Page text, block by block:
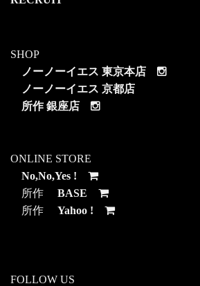
SHOP
ノーノーイエス 東京本店
ノーノーイエス 京都店
所作 銀座店
ONLINE STORE
No,No,Yes !
所作 BASE
所作 Yahoo !
FOLLOW US